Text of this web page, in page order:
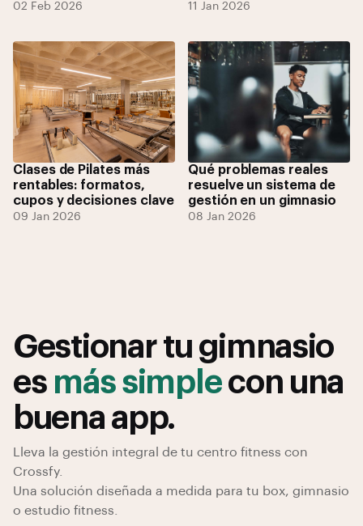
02 Feb 2026 11 Jan 2026
Clases de Pilates más
rentables: formatos,
cupos y decisiones clave
09 Jan 2026
Qué problemas reales
resuelve un sistema de
gestión en un gimnasio
08 Jan 2026
Gestionar tu gimnasio
es más simplecon una
buena app.
Lleva la gestión integral de tu centro fitness con
Crossfy.
Una solución diseñada a medida para tu box, gimnasio
o estudio fitness.